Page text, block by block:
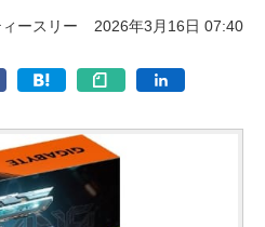
ースリー 2026年3月16日 07:40